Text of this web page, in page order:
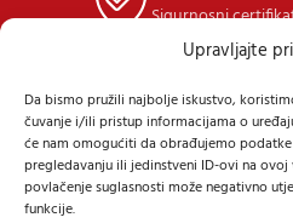
Upravljajte
Da bismo pružili najbolje iskustvo,
čuvanje i/ili pristup informacijama o
će nam omogućiti da obrađujemo
pregledavanju ili jedinstveni ID-ovi na
povlačenje suglasnosti može negativno
funkcije.
Sigurnosni
u roku 14 dana